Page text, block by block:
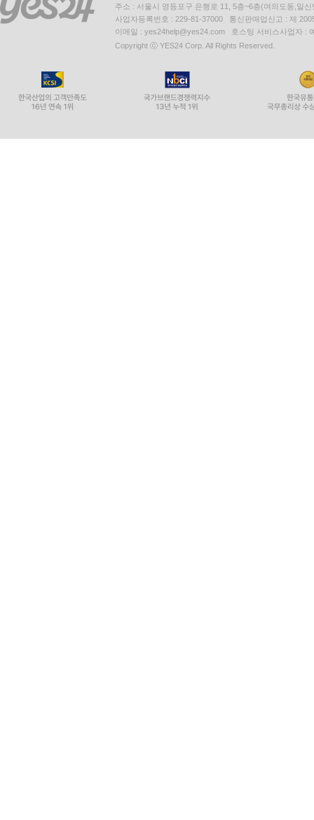
주소 : 서울시 영등포구 은행로 11, 5층~6층(여의도동,일신
사업자등록번호 : 229-81-37000 통신판매업신고 : 제
이메일 : yes24help@yes24.com 호스팅 서비스사업자 :
Copyright ⓒ YES24 Corp. All Rights Reserved.